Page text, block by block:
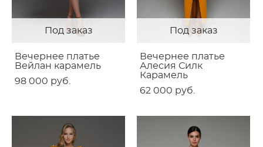
Под заказ
Вечернее платье
Вейлан карамель
98 000 pуб.
Под заказ
Вечернее платье
Алесия Силк
Карамель
62 000 pуб.